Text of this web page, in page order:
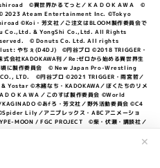
✕
©異世界かるてっと／ＫＡＤＯＫＡＷＡ ©
2023 Ateam Entertainment Inc. ©Tokyo
©Koi・芳文社／ご注文はBLOOM製作委員会で
Co.,Ltd. & YongShi Co.,Ltd. All Rights
© Donuts Co. Ltd. All rights
ちぇ(D4DJ) ©円谷プロ ©2018 TRIGGER・
会社KADOKAWA刊／Re:ゼロから始める異世界生
頃に製作委員会 © New Japan Pro-Wrestling
LTD. ©円谷プロ ©2021 TRIGGER・雨宮哲／
Yostar ©木緒なち・KADOKAWA／ぼくたちのリメ
ＤＯＫＡＷＡ／このすば製作委員会 ©World
©あfろ・芳文社／野外活動委員会 ©C4
Lily／アニプレックス・ABCアニメーショ
MOON / FGC PROJECT ©柴・伏瀬・講談社／
大大好きな製作委員会 ©IIS-P／ぽんのみち製作委